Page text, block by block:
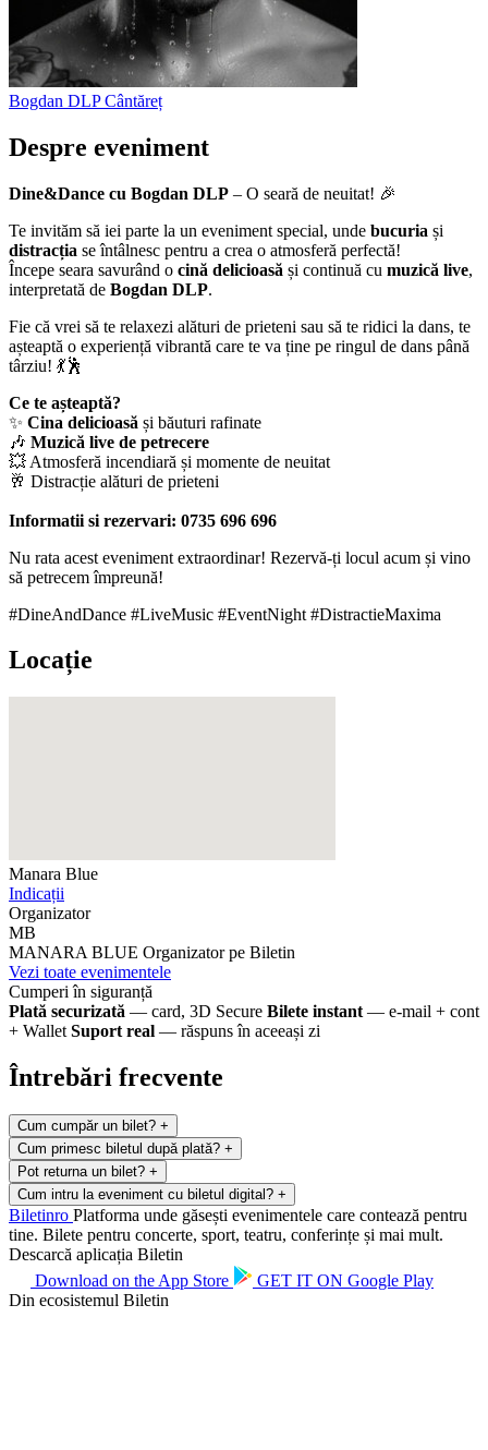
Bogdan DLP Cântăreț
Despre eveniment
Dine&Dance cu Bogdan DLP – O seară de neuitat! 🎉
Te invităm să iei parte la un eveniment special, unde bucuria și
distracția se întâlnesc pentru a crea o atmosferă perfectă!
Începe seara savurând o cină delicioasă și continuă cu muzică live,
interpretată de Bogdan DLP.
Fie că vrei să te relaxezi alături de prieteni sau să te ridici la dans, te
așteaptă o experiență vibrantă care te va ține pe ringul de dans până
târziu! 💃🕺
Ce te așteaptă?
✨ Cina delicioasă și băuturi rafinate
🎶 Muzică live de petrecere
💥 Atmosferă incendiară și momente de neuitat
🥂 Distracție alături de prieteni
Informatii si rezervari: 0735 696 696
Nu rata acest eveniment extraordinar! Rezervă-ți locul acum și vino
să petrecem împreună!
#DineAndDance #LiveMusic #EventNight #DistractieMaxima
Locație
Manara Blue
Indicații
Organizator
MB
MANARA BLUE Organizator pe Biletin
Vezi toate evenimentele
Cumperi în siguranță
Plată securizată — card, 3D Secure Bilete instant — e-mail + cont
+ Wallet Suport real — răspuns în aceeași zi
Întrebări frecvente
Cum cumpăr un bilet? +
Cum primesc biletul după plată? +
Pot returna un bilet? +
Cum intru la eveniment cu biletul digital? +
Biletinro Platforma unde găsești evenimentele care contează pentru
tine. Bilete pentru concerte, sport, teatru, conferințe și mai mult.
Descarcă aplicația Biletin
Download on the App Store GET IT ON Google Play
Din ecosistemul Biletin